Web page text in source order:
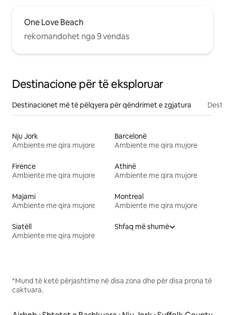
One Love Beach
rekomandohet nga 9 vendas
Destinacione për të eksploruar
Destinacionet më të pëlqyera për qëndrimet e zgjatura
Nju Jork
Ambiente me qira mujore
Barcelonë
Ambiente me qira mujore
Firence
Ambiente me qira mujore
Athinë
Ambiente me qira mujore
Majami
Ambiente me qira mujore
Montreal
Ambiente me qira mujore
Siatëll
Ambiente me qira mujore
Shfaq më shumë
*Mund të ketë përjashtime në disa zona dhe për disa prona të
caktuara.